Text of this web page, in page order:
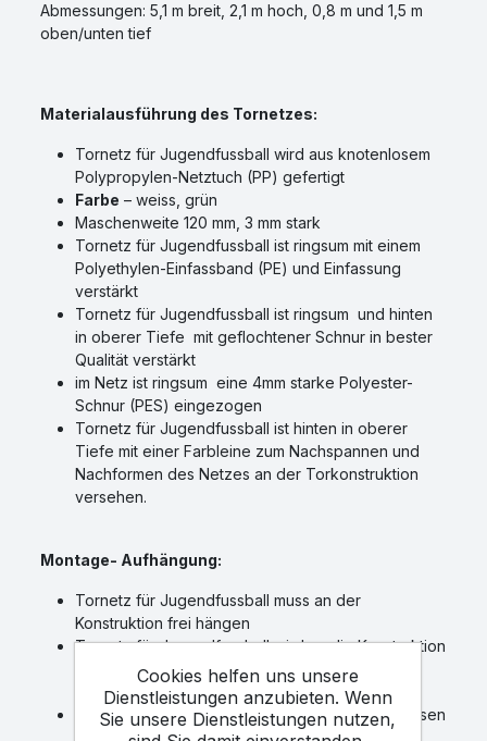
Cookies helfen uns unsere
Dienstleistungen anzubieten. Wenn
Sie unsere Dienstleistungen nutzen,
Abmessungen: 5,1 m breit, 2,1 m hoch, 0,8 m und 1,5 m
oben/unten tief
Materialausführung des Tornetzes:
Tornetz für Jugendfussball wird aus knotenlosem
Polypropylen-Netztuch (PP) gefertigt
Farbe – weiss, grün
Maschenweite 120 mm, 3 mm stark
Tornetz für Jugendfussball ist ringsum mit einem
Polyethylen-Einfassband (PE) und Einfassung
verstärkt
Tornetz für Jugendfussball ist ringsum und hinten
in oberer Tiefe mit geflochtener Schnur in bester
Qualität verstärkt
im Netz ist ringsum eine 4mm starke Polyester-
Schnur (PES) eingezogen
Tornetz für Jugendfussball ist hinten in oberer
Tiefe mit einer Farbleine zum Nachspannen und
Nachformen des Netzes an der Torkonstruktion
versehen.
Montage- Aufhängung:
Tornetz für Jugendfussball muss an der
Konstruktion frei hängen
Tornetz für Jugendfussball wird an die Konstruktion
mit dem verstärkten Rand und der Rand-
Durchzugsleine aufgehängt
der Umfang des Tornetzes wird in Haken und Ösen